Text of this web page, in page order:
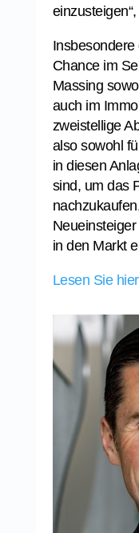
Chance im
Massing
auch im
zweistellige
also sowohl
in diesen
sind, um das
in den Markt
Lesen Sie